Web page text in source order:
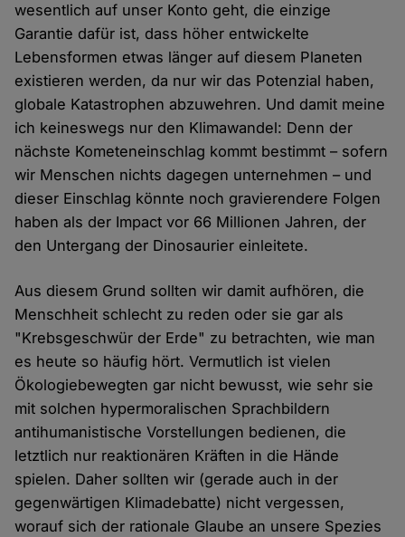
wesentlich auf unser Konto geht, die einzige
Garantie dafür ist, dass höher entwickelte
Lebensformen etwas länger auf diesem Planeten
existieren werden, da nur wir das Potenzial haben,
globale Katastrophen abzuwehren. Und damit meine
ich keineswegs nur den Klimawandel: Denn der
nächste Kometeneinschlag kommt bestimmt – sofern
wir Menschen nichts dagegen unternehmen – und
dieser Einschlag könnte noch gravierendere Folgen
haben als der Impact vor 66 Millionen Jahren, der
den Untergang der Dinosaurier einleitete.
Aus diesem Grund sollten wir damit aufhören, die
Menschheit schlecht zu reden oder sie gar als
"Krebsgeschwür der Erde" zu betrachten, wie man
es heute so häufig hört. Vermutlich ist vielen
Ökologiebewegten gar nicht bewusst, wie sehr sie
mit solchen hypermoralischen Sprachbildern
antihumanistische Vorstellungen bedienen, die
letztlich nur reaktionären Kräften in die Hände
spielen. Daher sollten wir (gerade auch in der
gegenwärtigen Klimadebatte) nicht vergessen,
worauf sich der rationale Glaube an unsere Spezies